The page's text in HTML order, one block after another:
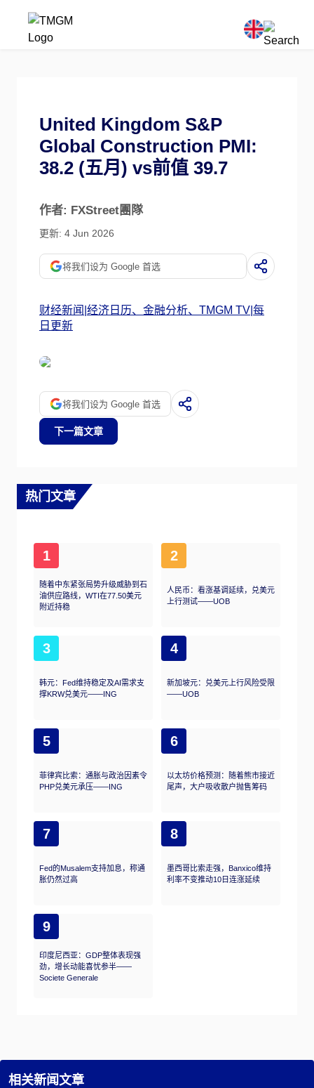
United Kingdom S&P
Global Construction PMI:
38.2 (五月) vs前值 39.7
作者: FXStreet團隊
更新: 4 Jun 2026
将我们设为 Google 首选
财经新闻|经济日历、金融分析、TMGM TV|每
日更新
将我们设为 Google 首选
下一篇文章
热门文章
1
随着中东紧张局势升级威胁到石
油供应路线，WTI在77.50美元
附近持稳
2
人民币：看涨基调延续，兑美元
上行测试——UOB
3
韩元：Fed维持稳定及AI需求支
撑KRW兑美元——ING
4
新加坡元：兑美元上行风险受限
——UOB
5
菲律宾比索：通胀与政治因素令
PHP兑美元承压——ING
6
以太坊价格预测：随着熊市接近
尾声，大户吸收散户抛售筹码
7
Fed的Musalem支持加息，称通
胀仍然过高
8
墨西哥比索走强，Banxico维持
利率不变推动10日连涨延续
9
印度尼西亚：GDP整体表现强
劲，增长动能喜忧参半——
Societe Generale
相关新闻文章